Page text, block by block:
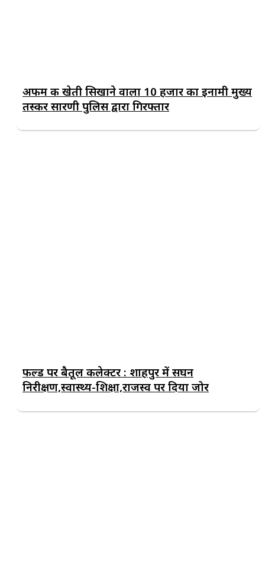
अफीम की खेती सिखाने वाला 10 हजार का इनामी मुख्य
तस्कर सारणी पुलिस द्वारा गिरफ्तार
फील्ड पर बैतूल कलेक्टर : शाहपुर में सघन
निरीक्षण,स्वास्थ्य-शिक्षा,राजस्व पर दिया जोर